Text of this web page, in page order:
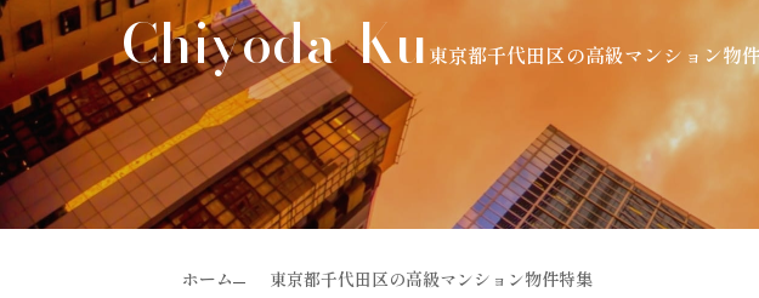
Chiyoda-Ku 東京都千代田区の高級マンション物
ホーム 東京都千代田区の高級マンション物件特集